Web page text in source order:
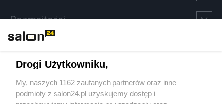
Rozmaitości
Sport
Społeczeństwo
Drogi Użytkowniku,
My, naszych 1162 zaufanych partnerów oraz inne
podmioty z salon24.pl uzyskujemy dostęp i